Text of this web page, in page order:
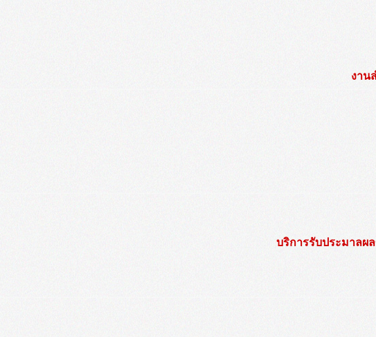
งาน
บริการรับประมาลผ